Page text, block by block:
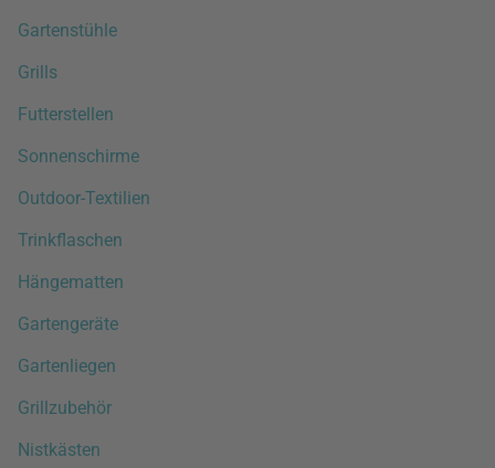
Gartenstühle
Grills
Futterstellen
Sonnenschirme
Outdoor-Textilien
Trinkflaschen
Hängematten
Gartengeräte
Gartenliegen
Grillzubehör
Nistkästen